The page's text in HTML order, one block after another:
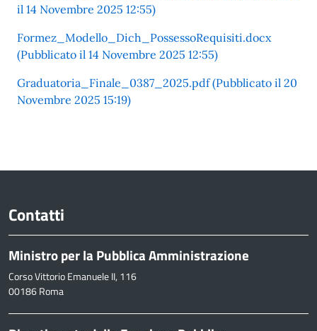
il 14 Novembre 2025 12:55)
Formez_Modello_Dich_PossessoRequisiti.docx
(Pubblicato il 14 Novembre 2025 12:55)
Graduatoria_Finale_0387_2025.pdf (Pubblicato il 20
Novembre 2025 15:19)
Contatti
Ministro per la Pubblica Amministrazione
Corso Vittorio Emanuele II, 116
00186 Roma